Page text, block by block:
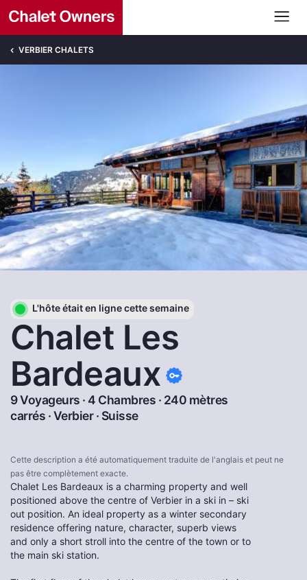
VERBIER CHALETS
L'hôte était en ligne cette semaine
Chalet Les
Bardeaux
9 Voyageurs · 4 Chambres · 240 mètres
carrés ·Verbier· Suisse
Cette description a été automatiquement traduite de l'anglais et peut ne
pas être complètement exacte.
Chalet Les Bardeaux is a charming property and well
positioned above the centre of Verbier in a ski in – ski
out position. An ideal property as a winter secondary
residence offering nature, character, superb views
and only a short stroll into the centre of the town or to
the main ski station.